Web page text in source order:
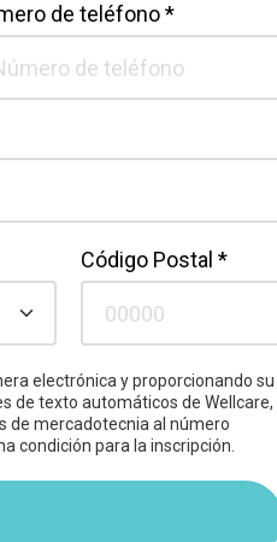
de teléfono *
Código Postal *
electrónica y proporcionando su
de texto automáticos de Wellcare,
de mercadotecnia al número
condición para la inscripción.